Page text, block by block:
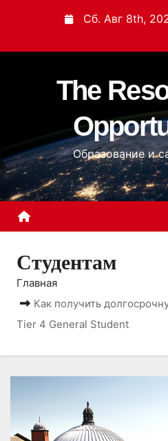
и
с
о
д
у
Сб. Авг 8th,
The
Образование и
Студентам
Главная
Как получить
Tier 4 General Student